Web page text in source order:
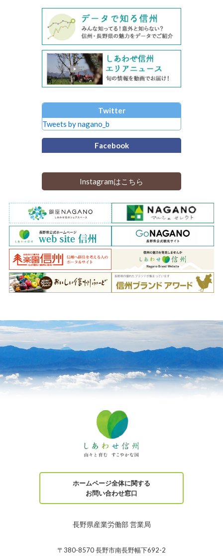
Twitter
Tweets by nagano_b
Facebook
Instagramはこちら
ホームページ全体に関する
お問い合わせ窓口
長野県産業労働部 営業局
〒380-8570 長野市南長野幅下692-2